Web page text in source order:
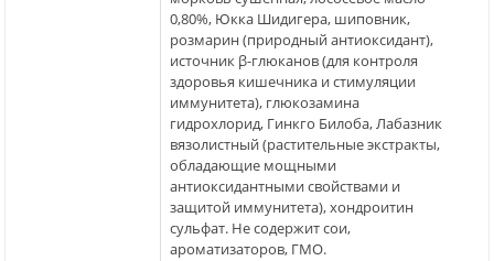
0,80%, Юкка Шидигера, шиповник,
розмарин (природный антиоксидант),
источник β-глюканов (для контроля
здоровья кишечника и стимуляции
иммунитета), глюкозамина
гидрохлорид, Гинкго Билоба, Лабазник
вязолистный (растительные экстракты,
обладающие мощными
антиоксидантными свойствами и
защитой иммунитета), хондроитин
сульфат. Не содержит сои,
ароматизаторов, ГМО.